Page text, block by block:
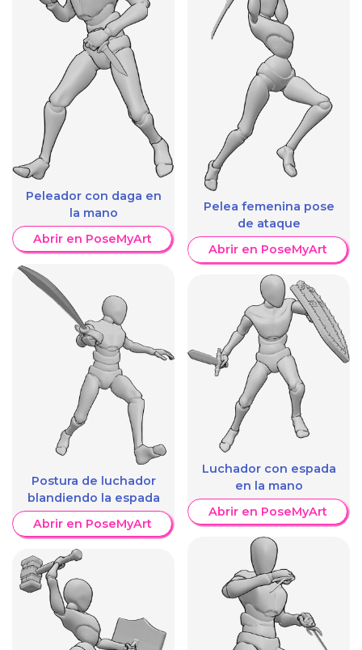
Peleador con daga en
la mano
Abrir en PoseMyArt
Postura de luchador
blandiendo la espada
Abrir en PoseMyArt
Pelea femenina pose
de ataque
Abrir en PoseMyArt
Luchador con espada
en la mano
Abrir en PoseMyArt